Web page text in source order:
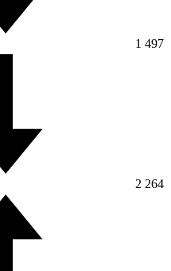
1 497
2 264